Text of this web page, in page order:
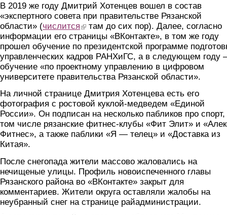
В 2019 же году Дмитрий Хотенцев вошел в состав
«экспертного совета при правительстве Рязанской
области» (числится (link is external)
там до сих пор). Далее, согласно
информации его страницы «ВКонтакте», в том же году
прошел обучение по президентской программе
управленческих кадров РАНХиГС, а в следующем году
обучение «по проектному управлению в цифровом
университете правительства Рязанской области».
На личной странице Дмитрия Хотенцева есть его
фотография с ростовой куклой-медведем «Единой
России». Он подписан на несколько пабликов про спорт,
том числе рязанские фитнес-клубы «Фит Элит» и
Фитнес», а также паблики «Я — телец» и «Доставка из
Китая».
После снегопада жители массово жаловались на
нечищеные улицы. Профиль новоиспеченного главы
Рязанского района во «ВКонтакте» закрыт для
комментариев. Жители округа оставляли жалобы на
неубранный снег на странице райадминистрации.